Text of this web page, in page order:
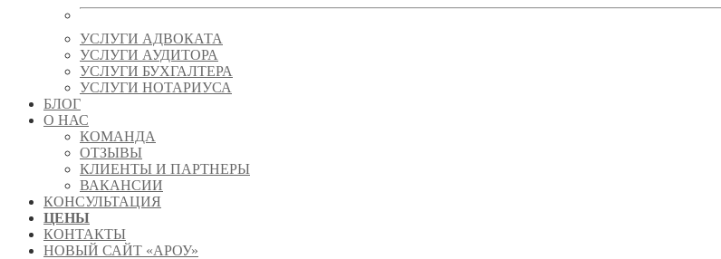
УСЛУГИ АДВОКАТА
УСЛУГИ АУДИТОРА
УСЛУГИ БУХГАЛТЕРА
УСЛУГИ НОТАРИУСА
БЛОГ
О НАС
КОМАНДА
ОТЗЫВЫ
КЛИЕНТЫ И ПАРТНЕРЫ
ВАКАНСИИ
КОНСУЛЬТАЦИЯ
ЦЕНЫ
КОНТАКТЫ
НОВЫЙ САЙТ «АРОУ»